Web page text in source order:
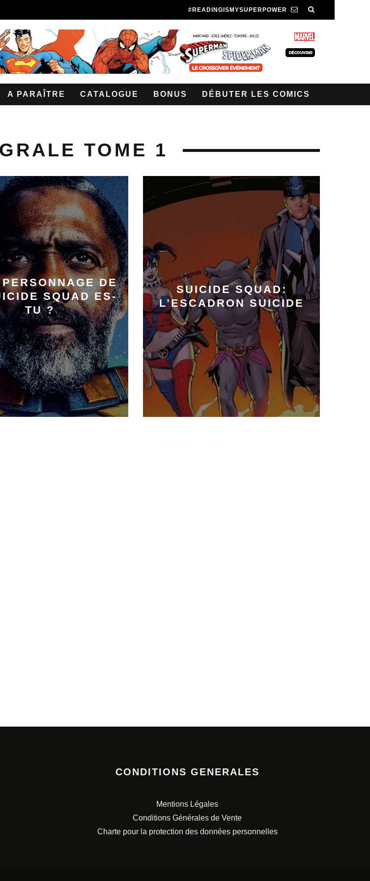
#READINGISMYSUPERPOWER
A PARAÎTRE CATALOGUE BONUS DÉBUTER LES COMICS
TOME 1
DE
SQUAD ES-
TU ?
SUICIDE SQUAD:
L’ESCADRON SUICIDE
CONDITIONS GENERALES
Mentions Légales
Conditions Générales de Vente
Charte pour la protection des données personnelles